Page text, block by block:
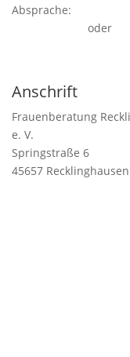
Absprache:
oder
Anschrift
Frauenberatung
e. V.
Springstraße 6
45657 Recklinghausen